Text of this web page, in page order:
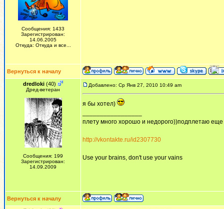
Сообщения: 1433
Зарегистрирован:
14.06.2005
Откуда: Откуда и все...
Вернуться к началу
dredloki (40)
Дред-ветеран
Сообщения: 199
Зарегистрирован:
14.09.2009
Добавлено: Ср Янв 27, 2010 10:49 am
я бы хотел)
плету много хорошо и недорого))подплетаю
http://vkontakte.ru/id2307730
Use your brains, don't use your vains
Вернуться к началу